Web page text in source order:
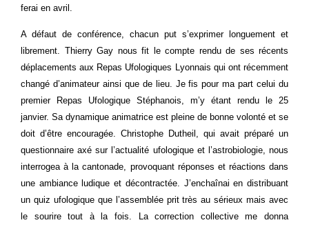
ferai en avril.
A défaut de conférence, chacun put s’exprimer longuement et
librement. Thierry Gay nous fit le compte rendu de ses récents
déplacements aux Repas Ufologiques Lyonnais qui ont récemment
changé d’animateur ainsi que de lieu. Je fis pour ma part celui du
premier Repas Ufologique Stéphanois, m’y étant rendu le 25
janvier. Sa dynamique animatrice est pleine de bonne volonté et se
doit d’être encouragée. Christophe Dutheil, qui avait préparé un
questionnaire axé sur l’actualité ufologique et l’astrobiologie, nous
interrogea à la cantonade, provoquant réponses et réactions dans
une ambiance ludique et décontractée. J’enchaînai en distribuant
un quiz ufologique que l’assemblée prit très au sérieux mais avec
le sourire tout à la fois. La correction collective me donna